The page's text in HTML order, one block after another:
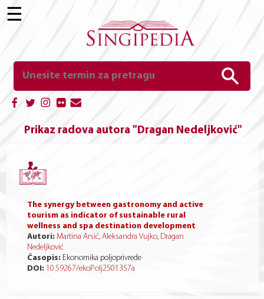
☰
Prikaz radova autora "Dragan Nedeljković"
The synergy between gastronomy and active
tourism as indicator of sustainable rural
wellness and spa destination development
Autori: Martina Arsić, Aleksandra Vujko, Dragan
Nedeljković
Časopis: Ekonomika poljoprivrede
DOI: 10.59267/ekoPolj2501357a